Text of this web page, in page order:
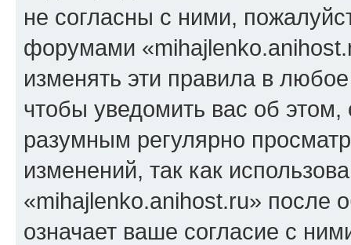
не согласны с ними,
форумами
изменять эти правила в
чтобы уведомить вас об
разумным регулярно
изменений, так как
«mihajlenko.anihost.ru» после
означает ваше согласие с